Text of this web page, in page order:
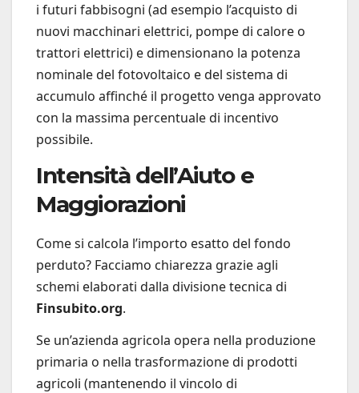
i futuri fabbisogni (ad esempio l’acquisto di
nuovi macchinari elettrici, pompe di calore o
trattori elettrici) e dimensionano la potenza
nominale del fotovoltaico e del sistema di
accumulo affinché il progetto venga approvato
con la massima percentuale di incentivo
possibile.
Intensità dell’Aiuto e
Maggiorazioni
Come si calcola l’importo esatto del fondo
perduto? Facciamo chiarezza grazie agli
schemi elaborati dalla divisione tecnica di
Finsubito.org.
Se un’azienda agricola opera nella produzione
primaria o nella trasformazione di prodotti
agricoli (mantenendo il vincolo di